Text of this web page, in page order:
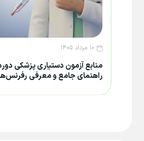
۱۰ مرداد ۱۴۰۵
راهنمای جامع و معرفی